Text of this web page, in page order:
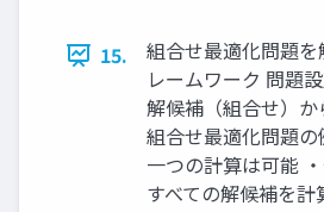
15.
組合せ最適化問題
レームワーク 問題
解候補（組合せ）
組合せ最適化問題
一つの計算は可能
すべての解候補を計